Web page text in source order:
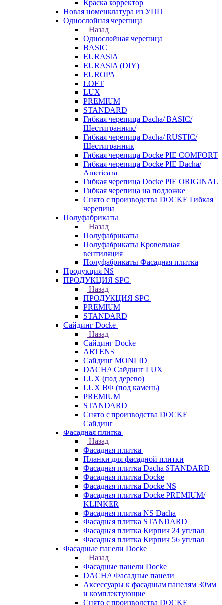
Краска корректор
Новая номенклатура из УПП
Однослойная черепица
Назад
Однослойная черепица
BASIC
EURASIA
EURASIA (DIY)
EUROPA
LOFT
LUX
PREMIUM
STANDARD
Гибкая черепица Dacha/ BASIC/
Шестигранник/
Гибкая черепица Dacha/ RUSTIC/
Шестигранник
Гибкая черепица Docke PIE COMFORT
Гибкая черепица Docke PIE Dacha/
Americana
Гибкая черепица Docke PIE ОRIGINАL
Гибкая черепица на подложке
Снято с производства DOCKE Гибкая
черепица
Полуфабрикаты
Назад
Полуфабрикаты
Полуфабрикаты Кровельная
вентиляция
Полуфабрикаты Фасадная плитка
Продукция NS
ПРОДУКЦИЯ SPC
Назад
ПРОДУКЦИЯ SPC
PREMIUM
STANDARD
Сайдинг Docke
Назад
Сайдинг Docke
ARTENS
Cайдинг MONLID
DACHA Сайдинг LUX
LUX (под дерево)
LUX ВФ (под камень)
PREMIUM
STANDARD
Снято с производства DOCKE
Сайдинг
Фасадная плитка
Назад
Фасадная плитка
Планки для фасадной плитки
Фасадная плитка Dacha STANDARD
Фасадная плитка Docke
Фасадная плитка Docke NS
Фасадная плитка Docke PREMIUM/
KLINKER
Фасадная плитка NS Dacha
Фасадная плитка STANDARD
Фасадная плитка Кирпич 24 уп/пал
Фасадная плитка Кирпич 56 уп/пал
Фасадные панели Docke
Назад
Фасадные панели Docke
DACHA Фасадные панели
Аксессуары к фасадным панелям 30мм
и комплектующие
Снято с производства DOCKE